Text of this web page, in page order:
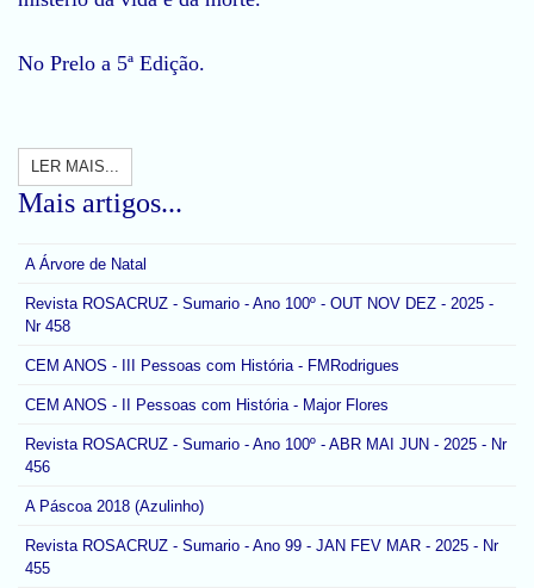
No Prelo a 5ª Edição.
LER MAIS...
Mais artigos...
A Árvore de Natal
Revista ROSACRUZ - Sumario - Ano 100º - OUT NOV DEZ - 2025 -
Nr 458
CEM ANOS - III Pessoas com História - FMRodrigues
CEM ANOS - II Pessoas com História - Major Flores
Revista ROSACRUZ - Sumario - Ano 100º - ABR MAI JUN - 2025 - Nr
456
A Páscoa 2018 (Azulinho)
Revista ROSACRUZ - Sumario - Ano 99 - JAN FEV MAR - 2025 - Nr
455